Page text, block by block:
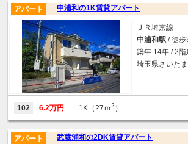
中浦和の1K賃貸アパート
アパート
ＪＲ埼京線
中浦和駅 / 徒歩
築年 14年 / 2階
埼玉県さいた
102 6.2万円 1K（27ｍ2 ）
武蔵浦和の2DK賃貸アパート
アパート